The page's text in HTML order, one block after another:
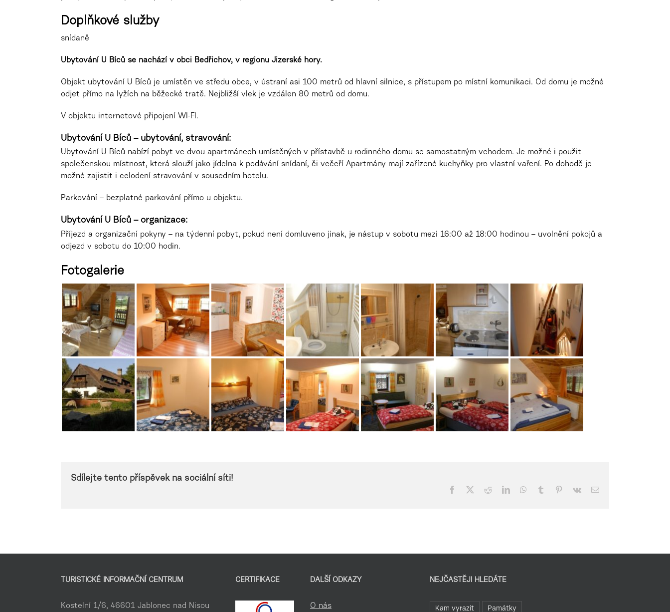
Doplňkové služby
snídaně
Ubytování U Bíců se nachází v obci Bedřichov, v regionu Jizerské hory.
Objekt ubytování U Bíců je umístěn ve středu obce, v ústraní asi 100 metrů od hlavní silnice, s přístupem po místní komunikaci. Od domu je možné
odjet přímo na lyžích na běžecké tratě. Nejbližší vlek je vzdálen 80 metrů od domu.
V objektu internetové připojení WI-FI.
Ubytování U Bíců – ubytování, stravování:
Ubytování U Bíců nabízí pobyt ve dvou apartmánech umístěných v přístavbě u rodinného domu se samostatným vchodem. Je možné i použit
společenskou místnost, která slouží jako jídelna k podávání snídaní, či večeří Apartmány mají zařízené kuchyňky pro vlastní vaření. Po dohodě je
možné zajistit i celodení stravování v sousedním hotelu.
Parkování – bezplatné parkování přímo u objektu.
Ubytování U Bíců – organizace:
Příjezd a organizační pokyny – na týdenní pobyt, pokud není domluveno jinak, je nástup v sobotu mezi 16:00 až 18:00 hodinou – uvolnění pokojů a
odjezd v sobotu do 10:00 hodin.
Fotogalerie
Sdílejte tento příspěvek na sociální síti!
Facebook RedditLinkedInWhatsApp
Tumblr Pinterest
Vk
E-
TURISTICKÉ INFORMAČNÍ CENTRUM
Kostelní 1/6, 46601 Jablonec nad Nisou
CERTIFIKACE DALŠÍ ODKAZY
O nás
NEJČASTĚJI HLEDÁTE
Kam vyrazit Památky